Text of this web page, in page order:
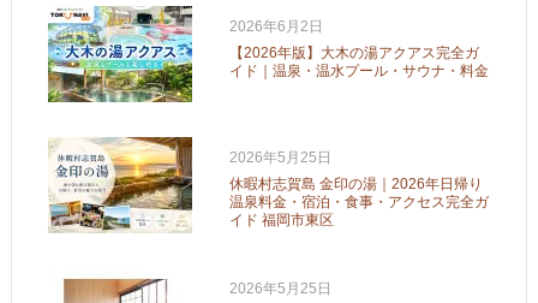
2026年6月2日
【2026年版】大木の湯アクアス完全ガ
イド｜温泉・温水プール・サウナ・料金
2026年5月25日
休暇村志賀島 金印の湯｜2026年日帰り
温泉料金・宿泊・食事・アクセス完全ガ
イド 福岡市東区
2026年5月25日